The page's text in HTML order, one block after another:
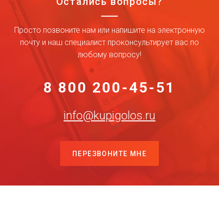
Просто позвоните нам или напишите на электронную
почту и наш специалист проконсультирует вас по
любому вопросу!
8 800 200-45-51
info@kupigolos.ru
ПЕРЕЗВОНИТЕ МНЕ